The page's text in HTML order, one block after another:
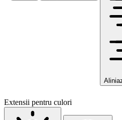
Extensii pentru culori